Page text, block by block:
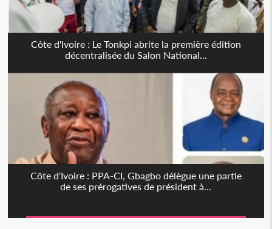
Côte d'Ivoire : Le Tonkpi abrite la première édition
décentralisée du Salon National...
Côte d'Ivoire : PPA-CI, Gbagbo délègue une partie
de ses prérogatives de président à...